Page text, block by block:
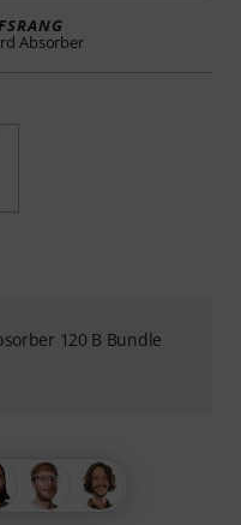
Absorber
120 B Bundle